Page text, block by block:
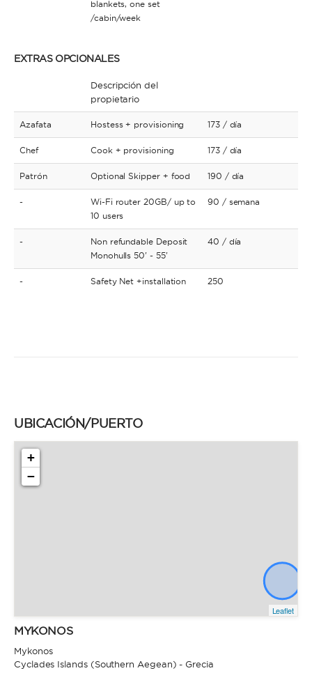
blankets, one set
/cabin/week
EXTRAS OPCIONALES
Descripción del
propietario
Azafata Hostess + provisioning 173 / día
Chef Cook + provisioning 173 / día
Patrón Optional Skipper + food 190 / día
-
Wi-Fi router 20GB/ up to
10 users
90 / semana
-
Non refundable Deposit
Monohulls 50' - 55'
40 / día
- Safety Net +installation 250
UBICACIÓN/PUERTO
+
−
Leaflet
MYKONOS
Mykonos
Cyclades Islands (Southern Aegean) - Grecia